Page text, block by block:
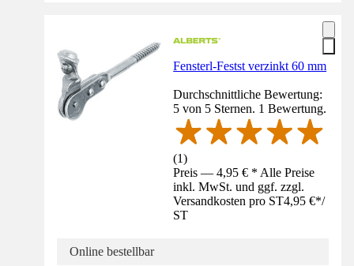
Fensterl-Festst verzinkt 60 mm
Durchschnittliche Bewertung:
5 von 5 Sternen. 1 Bewertung.
(1)
Preis — 4,95 € * Alle Preise
inkl. MwSt. und ggf. zzgl.
Versandkosten pro ST4,95 €*/
ST
Online bestellbar